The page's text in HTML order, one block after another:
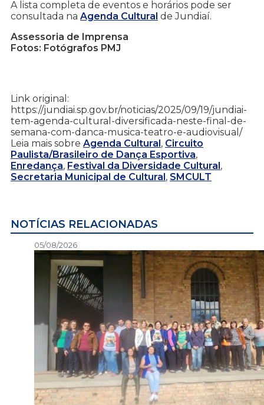
A lista completa de eventos e horários pode ser
consultada na Agenda Cultural de Jundiaí.
Assessoria de Imprensa
Fotos: Fotógrafos PMJ
Link original:
https://jundiai.sp.gov.br/noticias/2025/09/19/jundiai-
tem-agenda-cultural-diversificada-neste-final-de-
semana-com-danca-musica-teatro-e-audiovisual/
Leia mais sobre Agenda Cultural , Circuito
Paulista/Brasileiro de Dança Esportiva,
Enredança, Festival da Diversidade Cultural ,
Secretaria Municipal de Cultural , SMCULT
NOTÍCIAS RELACIONADAS
05/08/2026